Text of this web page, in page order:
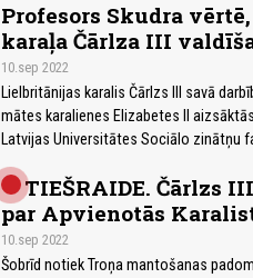
Profesors Skudra
karaļa Čārlza III
10.sep 2022
Lielbritānijas karalis Čārlzs III savā
mātes karalienes Elizabetes II
Latvijas Universitātes Sociālo zinātņu
TIEŠRAIDE. Čārlzs
par Apvienotās
10.sep 2022
Šobrīd notiek Troņa mantošanas